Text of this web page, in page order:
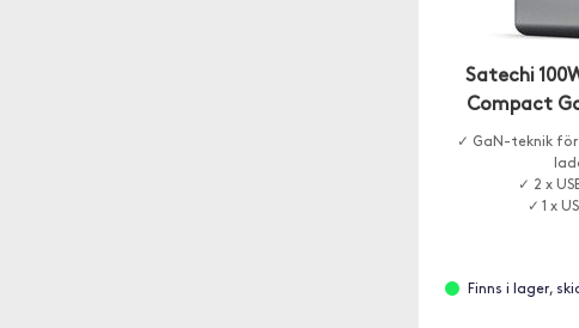
Satechi
Compact
✓ GaN-teknik
✓ 2 x
✓ 1 x
Finns i lager,